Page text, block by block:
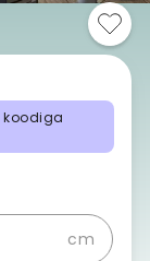
koodiga
cm